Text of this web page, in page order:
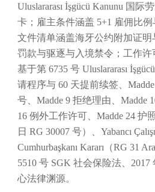
Uluslararası İşgücü Kanunu 国
卡；雇主条件涵盖 5+1 雇佣比
文件清单涵盖海牙公约附加证
罚款与驱逐与入境禁令；工作许
基于第 6735 号 Uluslararası
请程序与 60 天提前续签、
号、Madde 9 拒绝理由、Madde
16 例外工作许可、Madde 24 护
日 RG 30007 号）、Yabancı
Cumhurbaşkanı Kararı（RG 31
5510 号 SGK 社会保险法、
心法律渊源。